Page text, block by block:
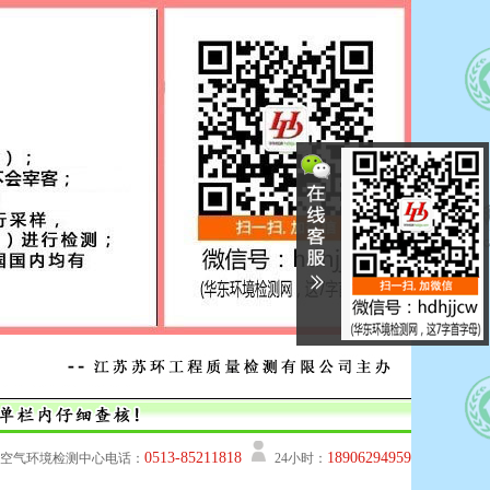
气环境检测中心电话： 0513-85211818 24小时： 18906294959